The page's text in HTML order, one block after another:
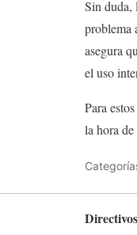
Sin duda,
problema
asegura
el uso
Para
la hora